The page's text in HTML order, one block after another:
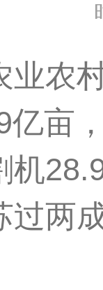
村
亿亩
机
过两